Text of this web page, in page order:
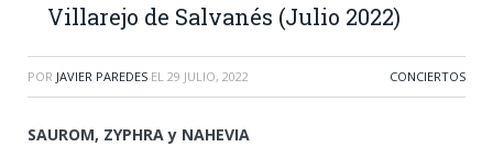
Villarejo de Salvanés (Julio 2022)
POR JAVIER PAREDES EL 29 JULIO, 2022 CONCIERTOS
SAUROM, ZYPHRA y NAHEVIA